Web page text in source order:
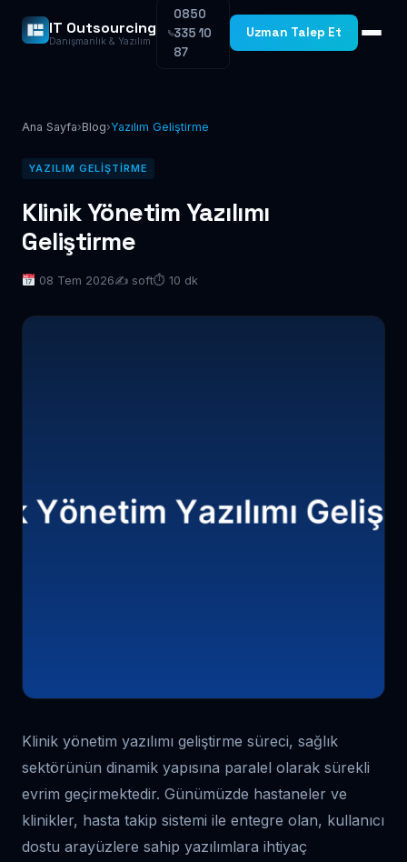
IT Outsourcing
Danışmanlık & Yazılım
0850
335 10
87
Uzman Talep Et
Ana Sayfa›Blog›Yazılım Geliştirme
YAZILIM GELIŞTIRME
Klinik Yönetim Yazılımı
Geliştirme
08 Tem 2026✍️ soft⏱ 10 dk
Klinik yönetim yazılımı geliştirme süreci, sağlık
sektörünün dinamik yapısına paralel olarak sürekli
evrim geçirmektedir. Günümüzde hastaneler ve
klinikler, hasta takip sistemi ile entegre olan, kullanıcı
dostu arayüzlere sahip yazılımlara ihtiyaç